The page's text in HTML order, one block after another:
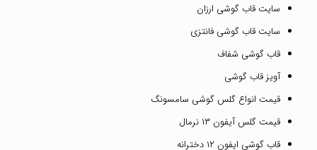
سایت قاب گوشی ارزان
سایت قاب گوشی فانتزی
قاب گوشی شفاف
آویز قاب گوشی
قیمت انواع گلس گوشی سامسونگ
قیمت گلس آیفون ۱۳ نرمال
قاب گوشی ایفون ۱۲ دخترانه